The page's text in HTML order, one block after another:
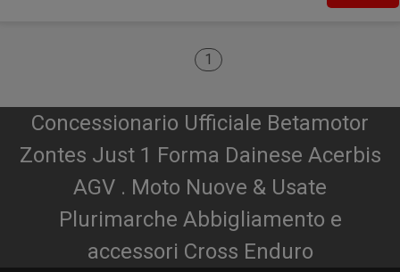
1
Concessionario Ufficiale Betamotor
Zontes Just 1 Forma Dainese Acerbis
AGV . Moto Nuove & Usate
Plurimarche Abbigliamento e
accessori Cross Enduro